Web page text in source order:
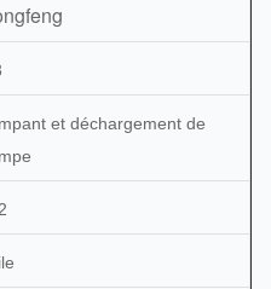
et déchargement de